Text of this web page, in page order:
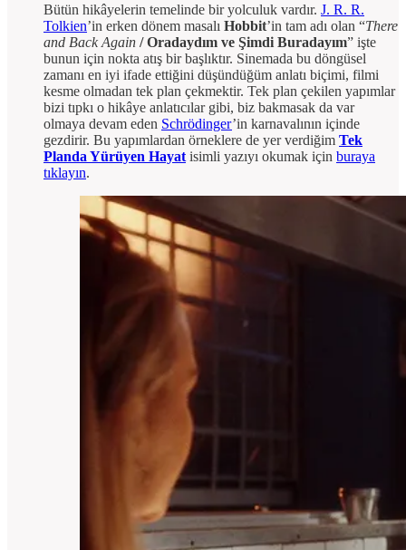
Bütün hikâyelerin temelinde bir yolculuk vardır. J. R. R.
Tolkien’in erken dönem masalı Hobbit’in tam adı olan “There
and Back Again / Oradaydım ve Şimdi Buradayım” işte
bunun için nokta atış bir başlıktır. Sinemada bu döngüsel
zamanı en iyi ifade ettiğini düşündüğüm anlatı biçimi, filmi
kesme olmadan tek plan çekmektir. Tek plan çekilen yapımlar
bizi tıpkı o hikâye anlatıcılar gibi, biz bakmasak da var
olmaya devam eden Schrödinger’in karnavalının içinde
gezdirir. Bu yapımlardan örneklere de yer verdiğim Tek
Planda Yürüyen Hayat isimli yazıyı okumak için buraya
tıklayın.